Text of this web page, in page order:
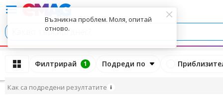
Възникна проблем. Моля, опитай
отново.
Назад
Филтрирай 1 Подреди по
Как са подредени резултатите